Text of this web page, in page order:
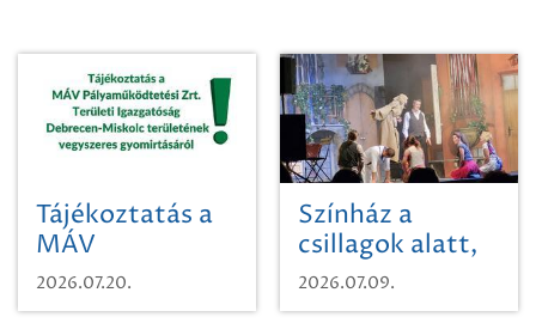
Tájékoztatás a
MÁV
Pályaműködtetési
Zrt. Területi
2026.07.20.
Színház a
csillagok alatt,
sikeres nyitány
Szikszón
2026.07.09.